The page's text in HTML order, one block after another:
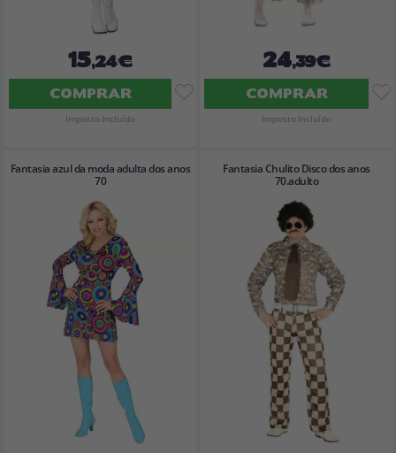
15,24€
COMPRAR
Imposto Incluído
24,39€
COMPRAR
Imposto Incluído
Fantasia azul da moda adulta dos anos
70
Fantasia Chulito Disco dos anos
70.adulto